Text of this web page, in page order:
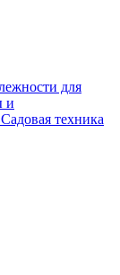
для
и
Садовая техника